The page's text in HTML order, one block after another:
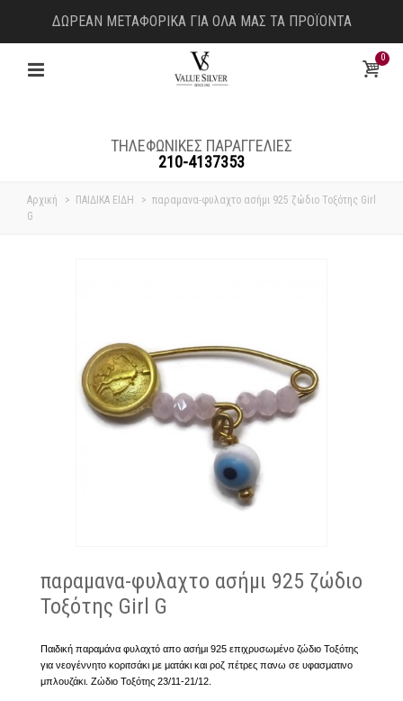
ΔΩΡΕΑΝ ΜΕΤΑΦΟΡΙΚΑ ΓΙΑ ΟΛΑ ΜΑΣ ΤΑ ΠΡΟΪΟΝΤΑ
0
ΤΗΛΕΦΩΝΙΚΕΣ ΠΑΡΑΓΓΕΛΙΕΣ
210-4137353
Αρχική > ΠΑΙΔΙΚΑ ΕΙΔΗ > παραμανα-φυλαχτο ασήμι 925 ζώδιο Τοξότης Girl
G
παραμανα-φυλαχτο ασήμι 925 ζώδιο
Τοξότης Girl G
Παιδική παραμάνα φυλαχτό απο ασήμι 925 επιχρυσωμένο ζώδιο Τοξότης
για νεογέννητο κοριτσάκι με ματάκι και ροζ πέτρες πανω σε υφασματινο
μπλουζάκι. Ζώδιο Τοξότης 23/11-21/12.